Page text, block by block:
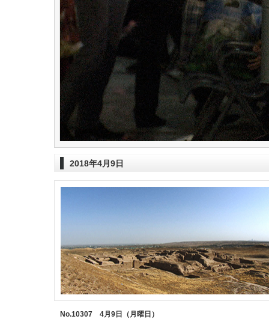
2018年4月9日
No.10307 4月9日（月曜日）